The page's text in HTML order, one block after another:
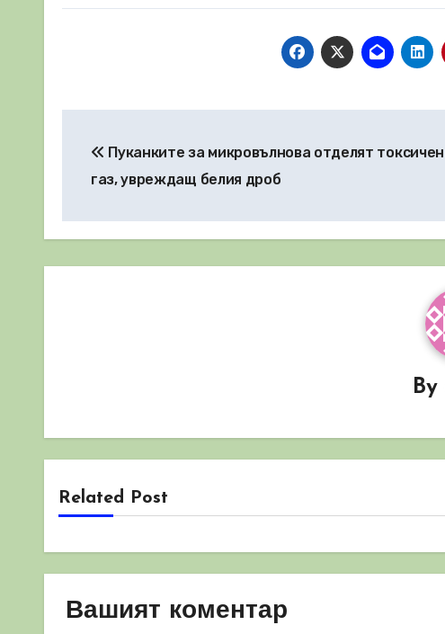
Пуканките за микровълнова отделят токсичен
газ, увреждащ белия дроб
By
Related Post
Вашият коментар